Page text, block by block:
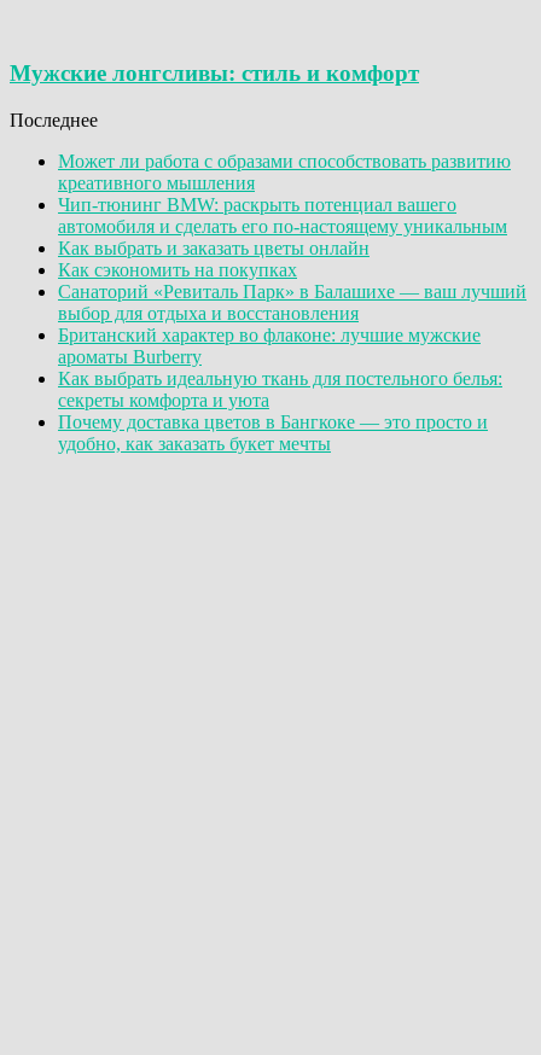
Мужские лонгсливы: стиль и комфорт
Последнее
Может ли работа с образами способствовать развитию
креативного мышления
Чип-тюнинг BMW: раскрыть потенциал вашего
автомобиля и сделать его по-настоящему уникальным
Как выбрать и заказать цветы онлайн
Как сэкономить на покупках
Санаторий «Ревиталь Парк» в Балашихе — ваш лучший
выбор для отдыха и восстановления
Британский характер во флаконе: лучшие мужские
ароматы Burberry
Как выбрать идеальную ткань для постельного белья:
секреты комфорта и уюта
Почему доставка цветов в Бангкоке — это просто и
удобно, как заказать букет мечты